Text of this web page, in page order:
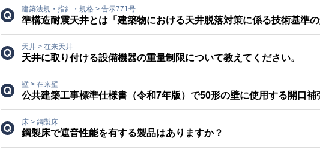
建築法規・指針・規格 > 告示771号
準構造耐震天井とは「建築物における天井脱落対策に係る技術基準
天井 > 在来天井
天井に取り付ける設備機器の重量制限について教えてください。
壁 > 在来壁
公共建築工事標準仕様書（令和7年版）で50形の壁に使用する開口
床 > 鋼製床
鋼製床で遮音性能を有する製品はありますか？